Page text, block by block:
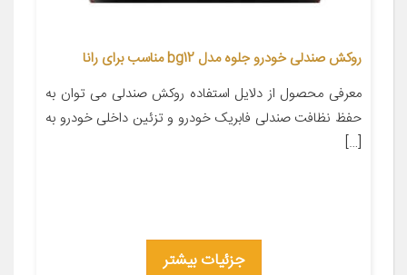
روکش صندلی خودرو جلوه مدل bg12 مناسب برای رانا
معرفی محصول از دلایل استفاده روکش صندلی می توان به
حفظ نظافت صندلی فابریک خودرو و تزئین داخلی خودرو به
[…]
جزئیات بیشتر